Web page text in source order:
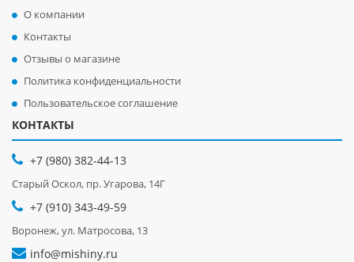
О компании
Контакты
Отзывы о магазине
Политика конфиденциальности
Пользовательское соглашение
КОНТАКТЫ
+7 (980) 382-44-13
Старый Оскол, пр. Угарова, 14Г
+7 (910) 343-49-59
Воронеж, ул. Матросова, 13
info@mishiny.ru